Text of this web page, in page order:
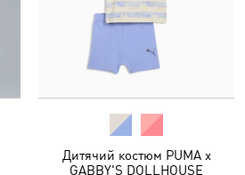
Дитячий костюм PUMA x
GABBY'S DOLLHOUSE